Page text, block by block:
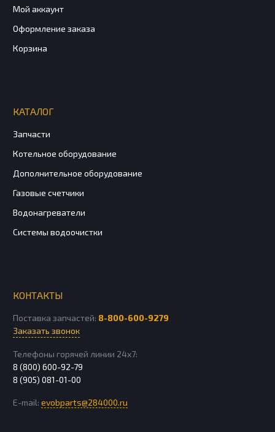
Мой аккаунт
Оформление заказа
Корзина
КАТАЛОГ
Запчасти
Котельное оборудование
Дополнительное оборудование
Газовые счетчики
Водонагреватели
Системы водоочистки
КОНТАКТЫ
Поставка запчастей: 8-800-600-9279
Заказать звонок
Телефоны горячей линии 24х7:
8 (800) 600-92-79
8 (905) 081-01-00
E-mail: evobparts@284000.ru